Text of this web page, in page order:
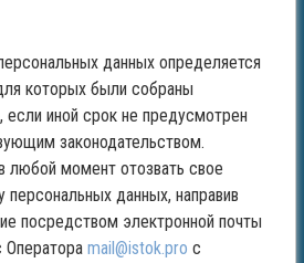
данных определяется
которых были собраны
иной срок не предусмотрен
законодательством.
любой момент отозвать свое
персональных данных, направив
посредством электронной почты
Оператора mail@istok.pro с